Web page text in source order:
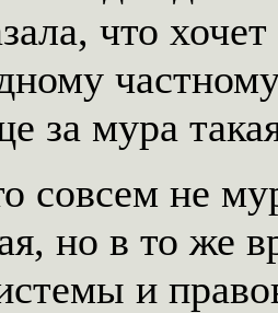
что
за мура
совсем не
но в то же
и